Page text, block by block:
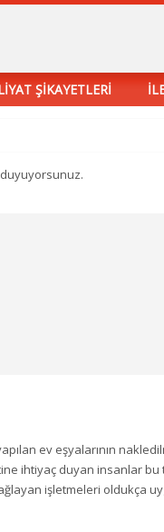
ŞİKAYETLERİ
ev eşyalarının
ihtiyaç duyan insanlar
işletmeleri oldukça